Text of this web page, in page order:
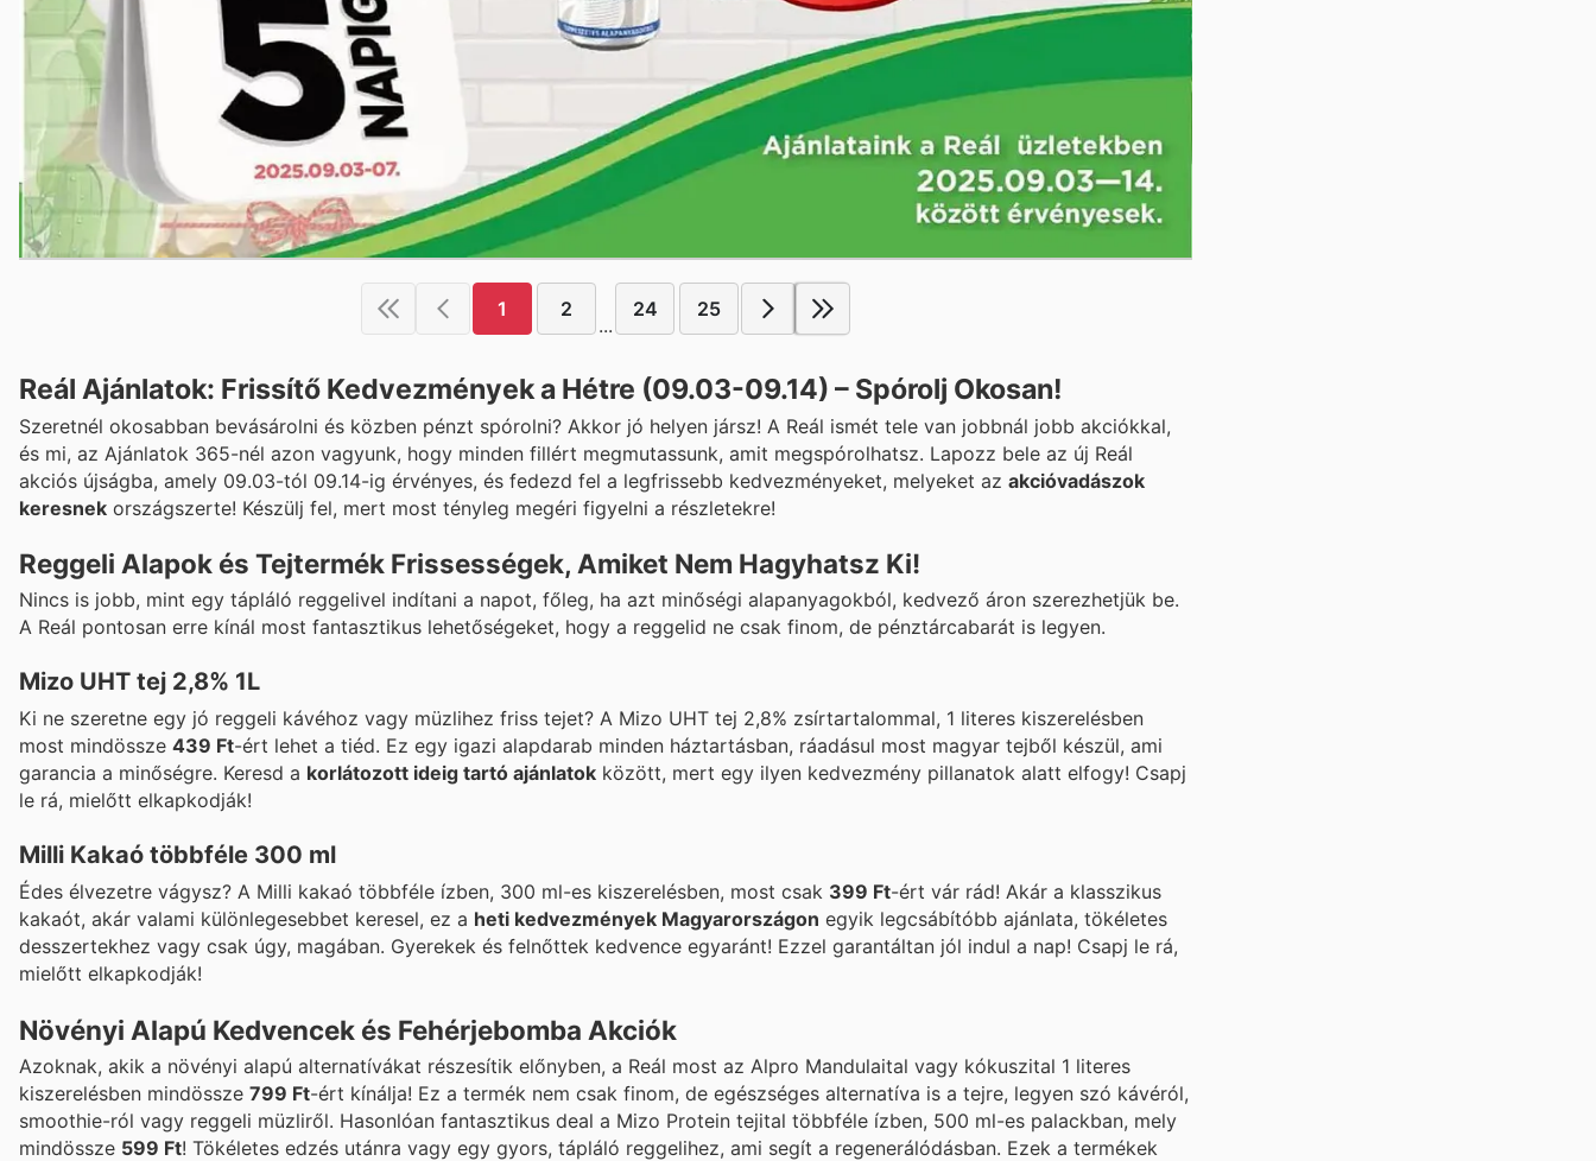
1 2
...
24 25
Reál Ajánlatok: Frissítő Kedvezmények a Hétre (09.03-09.14) – Spórolj Okosan!
Szeretnél okosabban bevásárolni és közben pénzt spórolni? Akkor jó helyen jársz! A Reál ismét tele van jobbnál jobb akciókkal,
és mi, az Ajánlatok 365-nél azon vagyunk, hogy minden fillért megmutassunk, amit megspórolhatsz. Lapozz bele az új Reál
akciós újságba, amely 09.03-tól 09.14-ig érvényes, és fedezd fel a legfrissebb kedvezményeket, melyeket az akcióvadászok
keresnek országszerte! Készülj fel, mert most tényleg megéri figyelni a részletekre!
Reggeli Alapok és Tejtermék Frissességek, Amiket Nem Hagyhatsz Ki!
Nincs is jobb, mint egy tápláló reggelivel indítani a napot, főleg, ha azt minőségi alapanyagokból, kedvező áron szerezhetjük be.
A Reál pontosan erre kínál most fantasztikus lehetőségeket, hogy a reggelid ne csak finom, de pénztárcabarát is legyen.
Mizo UHT tej 2,8% 1L
Ki ne szeretne egy jó reggeli kávéhoz vagy müzlihez friss tejet? A Mizo UHT tej 2,8% zsírtartalommal, 1 literes kiszerelésben
most mindössze 439 Ft-ért lehet a tiéd. Ez egy igazi alapdarab minden háztartásban, ráadásul most magyar tejből készül, ami
garancia a minőségre. Keresd a korlátozott ideig tartó ajánlatok között, mert egy ilyen kedvezmény pillanatok alatt elfogy! Csapj
le rá, mielőtt elkapkodják!
Milli Kakaó többféle 300 ml
Édes élvezetre vágysz? A Milli kakaó többféle ízben, 300 ml-es kiszerelésben, most csak 399 Ft-ért vár rád! Akár a klasszikus
kakaót, akár valami különlegesebbet keresel, ez a heti kedvezmények Magyarországon egyik legcsábítóbb ajánlata, tökéletes
desszertekhez vagy csak úgy, magában. Gyerekek és felnőttek kedvence egyaránt! Ezzel garantáltan jól indul a nap! Csapj le rá,
mielőtt elkapkodják!
Növényi Alapú Kedvencek és Fehérjebomba Akciók
Azoknak, akik a növényi alapú alternatívákat részesítik előnyben, a Reál most az Alpro Mandulaital vagy kókuszital 1 literes
kiszerelésben mindössze 799 Ft-ért kínálja! Ez a termék nem csak finom, de egészséges alternatíva is a tejre, legyen szó kávéról,
smoothie-ról vagy reggeli müzliről. Hasonlóan fantasztikus deal a Mizo Protein tejital többféle ízben, 500 ml-es palackban, mely
mindössze 599 Ft! Tökéletes edzés utánra vagy egy gyors, tápláló reggelihez, ami segít a regenerálódásban. Ezek a termékek